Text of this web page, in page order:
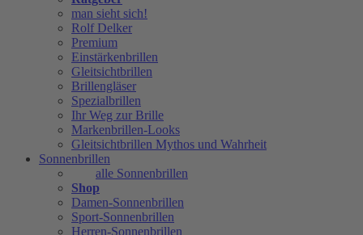
man sieht sich!
Rolf Delker
Premium
Einstärkenbrillen
Gleitsichtbrillen
Brillengläser
Spezialbrillen
Ihr Weg zur Brille
Markenbrillen-Looks
Gleitsichtbrillen Mythos und Wahrheit
Sonnenbrillen
alle Sonnenbrillen
Shop
Damen-Sonnenbrillen
Sport-Sonnenbrillen
Herren-Sonnenbrillen